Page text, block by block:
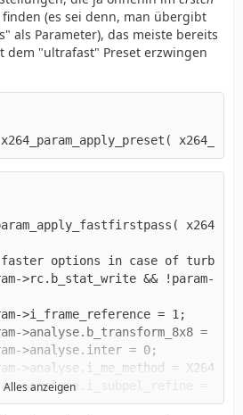
(es sei denn, man übergibt
als Parameter), das meiste bereits
dem "ultrafast" Preset erzwingen
Alles anzeigen